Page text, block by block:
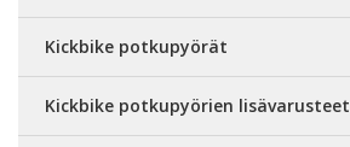
Kickbike potkupyörät
Kickbike potkupyörien lisävarusteet